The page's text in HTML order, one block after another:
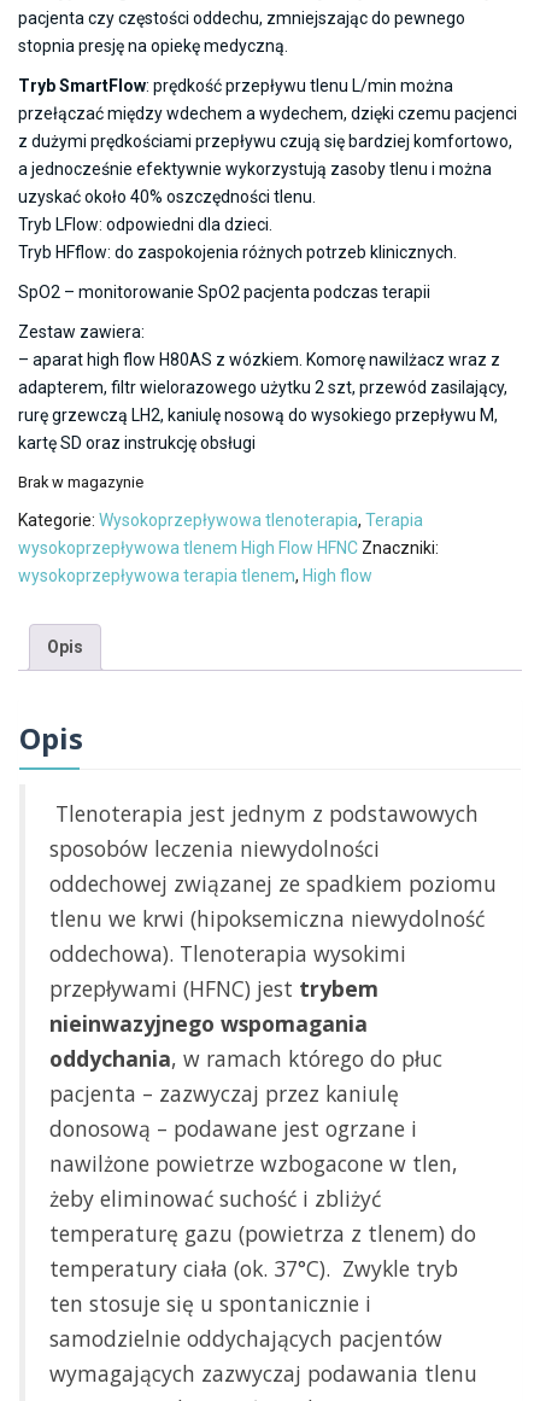
pacjenta czy częstości oddechu, zmniejszając do pewnego
stopnia presję na opiekę medyczną.
Tryb SmartFlow: prędkość przepływu tlenu L/min można
przełączać między wdechem a wydechem, dzięki czemu pacjenci
z dużymi prędkościami przepływu czują się bardziej komfortowo,
a jednocześnie efektywnie wykorzystują zasoby tlenu i można
uzyskać około 40% oszczędności tlenu.
Tryb LFlow: odpowiedni dla dzieci.
Tryb HFflow: do zaspokojenia różnych potrzeb klinicznych.
SpO2 – monitorowanie SpO2 pacjenta podczas terapii
Zestaw zawiera:
– aparat high flow H80AS z wózkiem. Komorę nawilżacz wraz z
adapterem, filtr wielorazowego użytku 2 szt, przewód zasilający,
rurę grzewczą LH2, kaniulę nosową do wysokiego przepływu M,
kartę SD oraz instrukcję obsługi
Brak w magazynie
Kategorie: Wysokoprzepływowa tlenoterapia, Terapia
wysokoprzepływowa tlenem High Flow HFNC Znaczniki:
wysokoprzepływowa terapia tlenem, High flow
Opis
Opis
Tlenoterapia jest jednym z podstawowych
sposobów leczenia niewydolności
oddechowej związanej ze spadkiem poziomu
tlenu we krwi (hipoksemiczna niewydolność
oddechowa). Tlenoterapia wysokimi
przepływami (HFNC) jest trybem
nieinwazyjnego wspomagania
oddychania, w ramach którego do płuc
pacjenta – zazwyczaj przez kaniulę
donosową – podawane jest ogrzane i
nawilżone powietrze wzbogacone w tlen,
żeby eliminować suchość i zbliżyć
temperaturę gazu (powietrza z tlenem) do
temperatury ciała (ok. 37°C). Zwykle tryb
ten stosuje się u spontanicznie i
samodzielnie oddychających pacjentów
wymagających zazwyczaj podawania tlenu